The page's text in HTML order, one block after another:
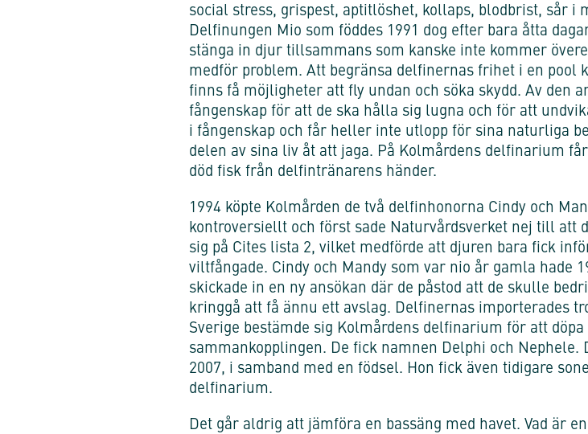
social stress, grispest, aptitlöshet, kollaps, blodbrist, sår i
Delfinungen Mio som föddes 1991 dog efter bara åtta
stänga in djur tillsammans som kanske inte kommer
medför problem. Att begränsa delfinernas frihet i en pool
finns få möjligheter att fly undan och söka skydd. Av den
fångenskap för att de ska hålla sig lugna och för att
i fångenskap och får heller inte utlopp för sina naturliga
delen av sina liv åt att jaga. På Kolmårdens delfinarium
död fisk från delfintränarens händer.
1994 köpte Kolmården de två delfinhonorna Cindy och
kontroversiellt och först sade Naturvårdsverket nej till att
sig på Cites lista 2, vilket medförde att djuren bara fick
viltfångade. Cindy och Mandy som var nio år gamla hade
skickade in en ny ansökan där de påstod att de skulle
kringgå att få ännu ett avslag. Delfinernas importerades
Sverige bestämde sig Kolmårdens delfinarium för att
sammankopplingen. De fick namnen Delphi och
2007, i samband med en födsel. Hon fick även tidigare
delfinarium.
Det går aldrig att jämföra en bassäng med havet. Vad är